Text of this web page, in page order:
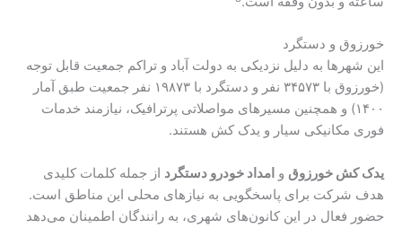
خورزوق و دستگرد
این شهرها به دلیل نزدیکی به دولت آباد و تراکم جمعیت قابل توجه
(خورزوق با ۳۴۵۷۳ نفر و دستگرد با ۱۹۸۷۳ نفر جمعیت طبق آمار
۱۴۰۰) و همچنین مسیرهای مواصلاتی پرترافیک، نیازمند خدمات
فوری مکانیکی سیار و یدک کش هستند.
یدک کش خورزوق و امداد خودرو دستگرد از جمله کلمات کلیدی
هدف شرکت برای پاسخگویی به نیازهای محلی این مناطق است.
حضور فعال در این کانون‌های شهری، به رانندگان اطمینان می‌دهد